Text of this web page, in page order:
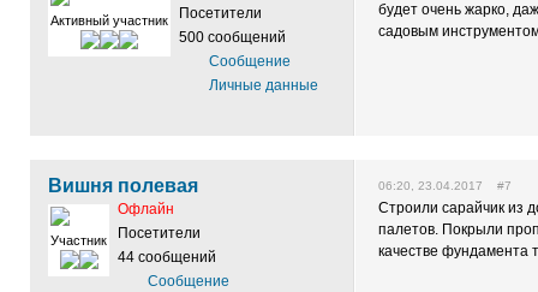
Активный участник
Посетители
500 сообщений
Сообщение
Личные данные
будет очень жарко,
садовым
Вишня полевая
Участник
Офлайн
Посетители
44 сообщений
Сообщение
06:20, 23.04.2017 #7
Строили сарайчик из
палетов. Покрыли
качестве фундамента